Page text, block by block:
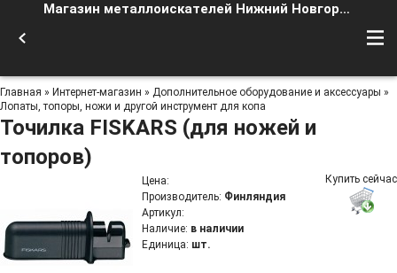
Магазин металлоискателей Нижний Новгород
Главная » Интернет-магазин » Дополнительное оборудование и аксессуары »
Лопаты, топоры, ножи и другой инструмент для копа
Точилка FISKARS (для ножей и
топоров)
Цена:
Производитель: Финляндия
Артикул:
Наличие: в наличии
Единица: шт.
Купить сейчас